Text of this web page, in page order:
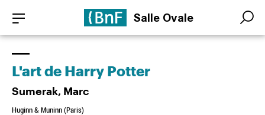
contenu
principal
Salle Ovale Search
Search
L'art de Harry Potter
Sumerak, Marc
Huginn & Muninn (Paris)
Panneau de gestion des cookies